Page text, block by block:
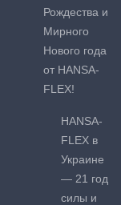
Рождества и
Мирного
Нового года
от HANSA-
FLEX!
HANSA-
FLEX в
Украине
— 21 год
силы и